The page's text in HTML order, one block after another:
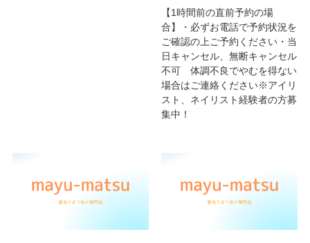
【1時間前の直前予約の場
合】・必ずお電話で予約状況を
ご確認の上ご予約ください・当
日キャンセル、無断キャンセル
不可 体調不良でやむを得ない
場合はご連絡ください※アイリ
スト、ネイリスト経験者の方募
集中！